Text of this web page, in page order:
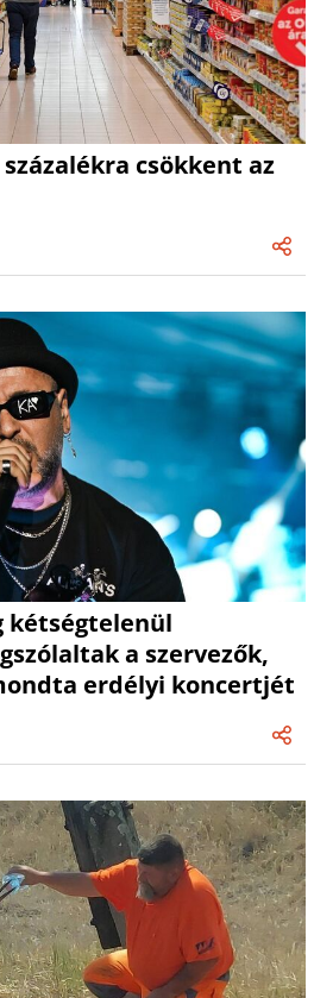
csökkent az
kétségtelenül
a szervezők,
erdélyi koncertjét